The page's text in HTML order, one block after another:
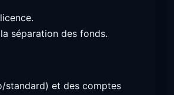
séparation des fonds.
standard) et des comptes